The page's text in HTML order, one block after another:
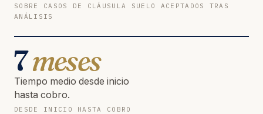
SOBRE CASOS DE CLÁUSULA SUELO ACEPTADOS TRAS
ANÁLISIS
7meses
Tiempo medio desde inicio
hasta cobro.
DESDE INICIO HASTA COBRO